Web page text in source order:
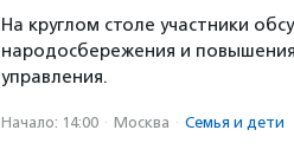
На круглом столе участники
народосбережения и
управления.
Начало: 14:00 · Москва · Семья и дети